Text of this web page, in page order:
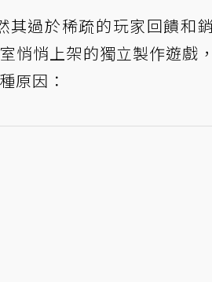
過於稀疏的玩家回饋和
悄悄上架的獨立製作遊戲
原因：